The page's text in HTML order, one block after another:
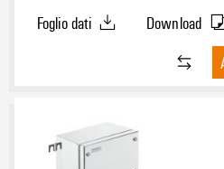
1.4404 (316L), lucidatura elettrochimica,
Foglio dati
Download